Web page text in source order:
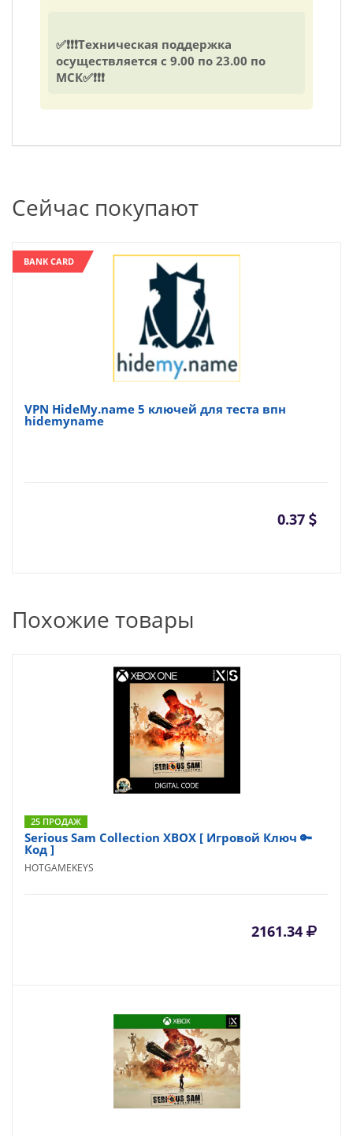
✅❗❗❗Техническая поддержка
осуществляется с 9.00 по 23.00 по
МСК✅❗❗❗
Сейчас покупают
BANK CARD
VPN HideMy.name 5 ключей для теста впн
hidemyname
0.37
Похожие товары
25 ПРОДАЖ
Serious Sam Collection XBOX [ Игровой Ключ 🔑
Код ]
HOTGAMEKEYS
2161.34